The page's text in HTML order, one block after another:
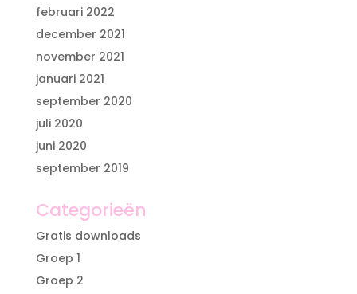
februari 2022
december 2021
november 2021
januari 2021
september 2020
juli 2020
juni 2020
september 2019
Categorieën
Gratis downloads
Groep 1
Groep 2